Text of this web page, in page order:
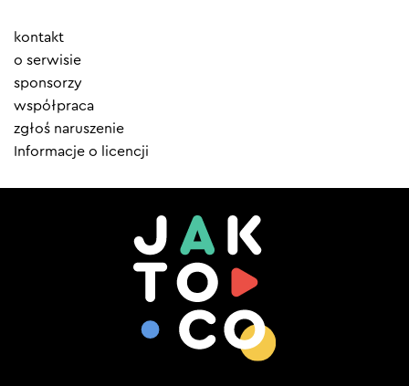
Element
menu
kontakt
o serwisie
sponsorzy
współpraca
zgłoś naruszenie
Informacje o licencji